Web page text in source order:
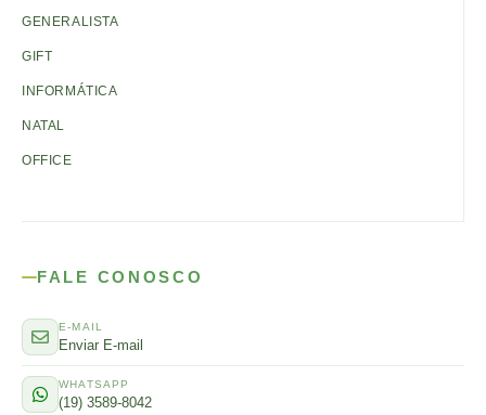
GENERALISTA
GIFT
INFORMÁTICA
NATAL
OFFICE
FALE CONOSCO
E-MAIL
Enviar E-mail
WHATSAPP
(19) 3589-8042